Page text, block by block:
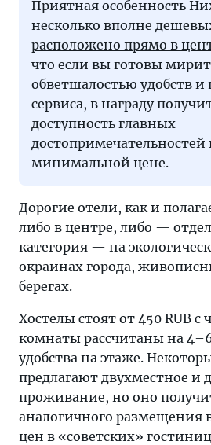
Приятная особенность
несколько вполне
расположено прямо в
что если вы готовы
обветшалостью удобств и
сервиса, в награду
доступность главных
достопримечательностей
минимальной цене.
Дорогие отели, как и
либо в центре, либо —
категория — на
окраинах города,
берегах.
Хостелы стоят от 450 RUB с
комнаты рассчитаны на
удобства на этаже.
предлагают двухместное и
проживание, но оно
аналогичного размещения
цен в «советских»